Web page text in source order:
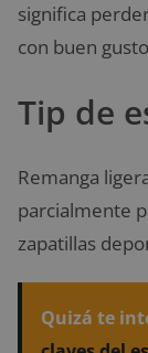
significa
con buen
Tip de
Remanga
parcialmente
zapatillas
Quizá te